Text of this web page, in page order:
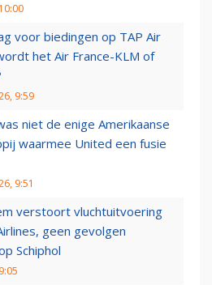
voor biedingen op TAP Air
het Air France-KLM of
9:59
niet de enige Amerikaanse
waarmee United een fusie
9:51
verstoort vluchtuitvoering
geen gevolgen
Schiphol